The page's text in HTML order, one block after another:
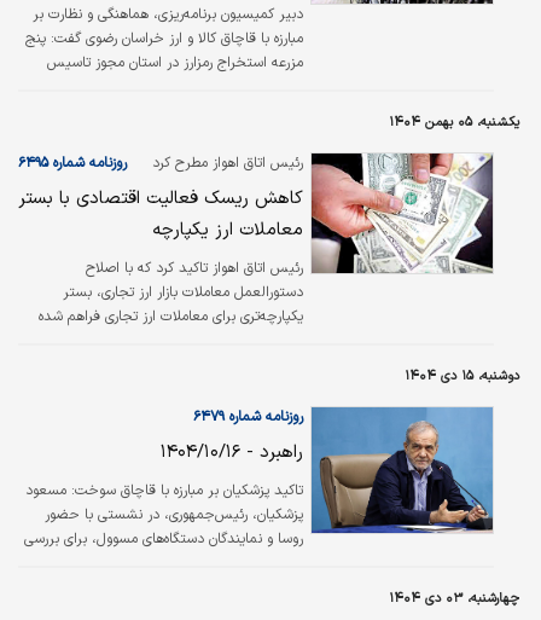
دبیر کمیسیون برنامه‌ریزی، هماهنگی و نظارت بر
مبارزه با قاچاق کالا و ارز خراسان رضوی گفت: پنج
مزرعه استخراج رمزارز در استان مجوز تاسیس
یکشنبه، ۰۵ بهمن ۱۴۰۴
رئیس اتاق اهواز مطرح کرد روزنامه شماره ۶۴۹۵
کاهش ریسک فعالیت اقتصادی با بستر
معاملات ارز یکپارچه
رئیس اتاق اهواز تاکید کرد که با اصلاح
دستورالعمل معاملات بازار ارز تجاری، بستر
یکپارچه‌تری برای معاملات ارز تجاری فراهم شده
دوشنبه، ۱۵ دی ۱۴۰۴
روزنامه شماره ۶۴۷۹
راهبرد - ۱۴۰۴/۱۰/۱۶
تاکید پزشکیان بر مبارزه با قاچاق سوخت: مسعود
پزشکیان، رئیس‌جمهوری، در نشستی با حضور
روسا و نمایندگان دستگاه‌های مسوول، برای بررسی
چهارشنبه، ۰۳ دی ۱۴۰۴